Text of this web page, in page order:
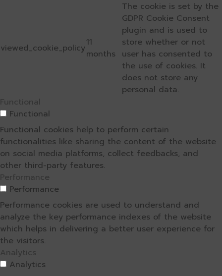
viewed_cookie_policy11
months
The cookie is set by the
GDPR Cookie Consent
plugin and is used to
store whether or not
user has consented to
the use of cookies. It
does not store any
personal data.
Functional
Functional
Functional cookies help to perform certain
functionalities like sharing the content of the website
on social media platforms, collect feedbacks, and
other third-party features.
Performance
Performance
Performance cookies are used to understand and
analyze the key performance indexes of the website
which helps in delivering a better user experience for
the visitors.
Analytics
Analytics